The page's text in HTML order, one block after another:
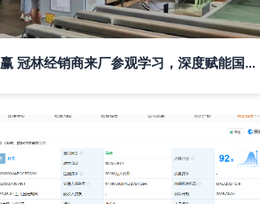
赋能共赢 冠林经销商来厂参观学习，深度赋能国内贸易代理合作